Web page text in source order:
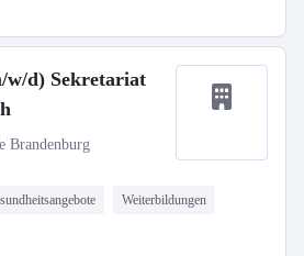
d) Sekretariat
Brandenburg
Weiterbildungen